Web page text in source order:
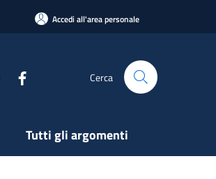
Accedi all'area personale
Cerca
Tutti gli argomenti